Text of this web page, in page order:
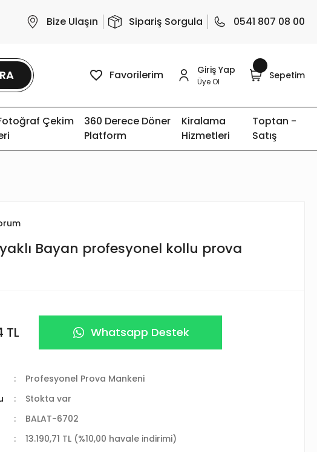
Bize Ulaşın Sipariş Sorgula 0541 807 08 00
Favorilerim Giriş Yap
Üye Ol
Sepetim
Çekim
360 Derece Döner
Platform
Kiralama
Hizmetleri
Toptan -
Satış
Bayan profesyonel kollu prova
TL Whatsapp Destek
Profesyonel Prova Mankeni
Stokta var
BALAT-6702
13.190,71 TL (%10,00 havale indirimi)